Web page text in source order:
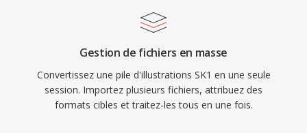
Gestion de fichiers en masse
Convertissez une pile d'illustrations SK1 en une seule
session. Importez plusieurs fichiers, attribuez des
formats cibles et traitez-les tous en une fois.